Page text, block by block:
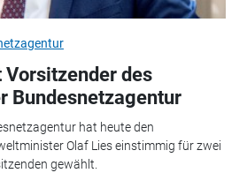
des
Bundesnetzagentur
hat heute den
Olaf Lies einstimmig für zwei
gewählt.